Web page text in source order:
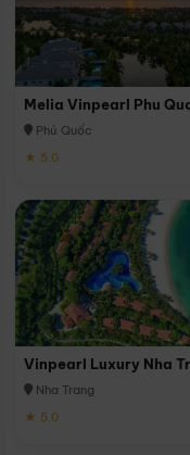
Melia Vinpearl Phu
Phú Quốc
★ 5.0
Vinpearl Luxury Nha
Nha Trang
★ 5.0